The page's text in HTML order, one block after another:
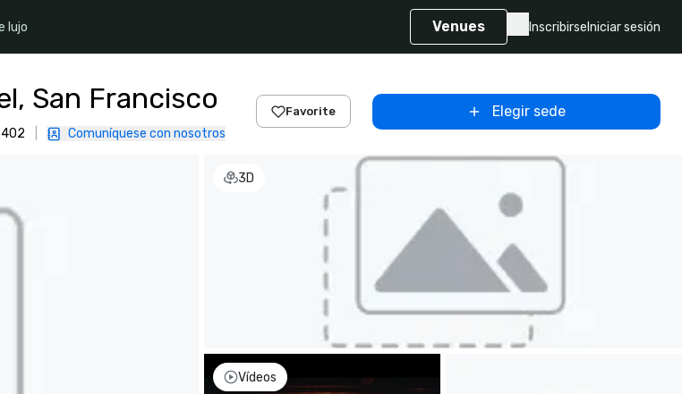
lujo Venues Inscribirse Iniciar sesión
San Francisco
Comuníquese con nosotros
Favorite Elegir sede
3D
Vídeos